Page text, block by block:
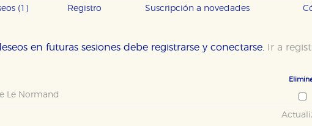
(1) Registro Suscripción a novedades
en futuras sesiones debe registrarse y conectarse. Ir a
Le Normand